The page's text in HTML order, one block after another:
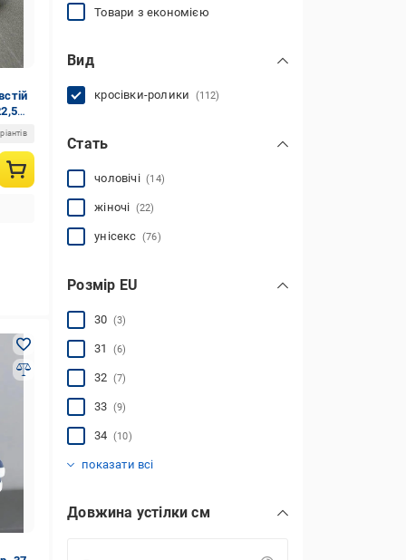
Товари з економією
Вид
кросівки-ролики (112)
Стать
чоловічі(14)
жіночі (22)
унісекс (76)
Розмір EU
30 (3)
31 (6)
32 (7)
33 (9)
34 (10)
показати всі
Довжина устілки см